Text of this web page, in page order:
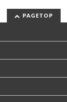
PAGETOP